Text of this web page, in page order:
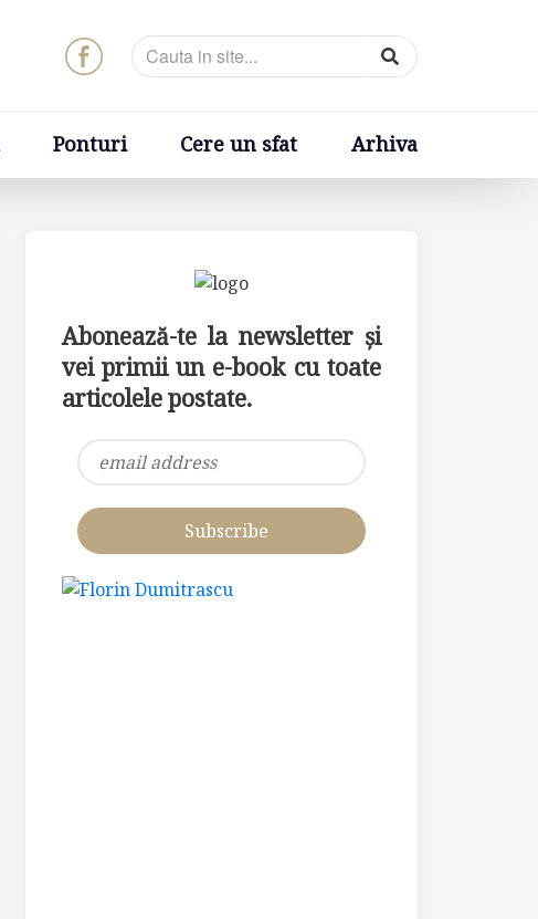
Ponturi Cere un sfat Arhiva
Abonează-te la newsletter și
vei primii un e-book cu toate
articolele postate.